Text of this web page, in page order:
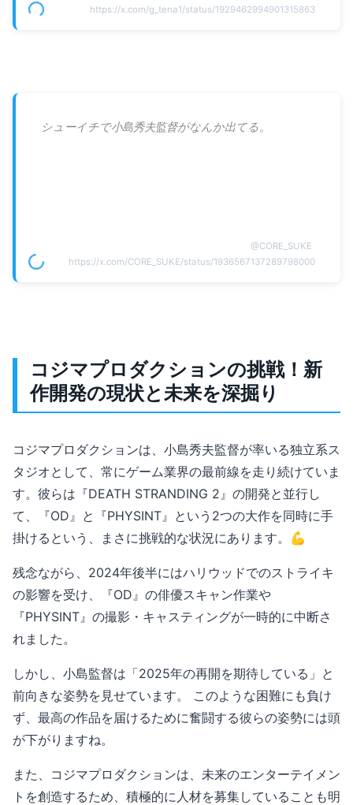
https://x.com/g_tena1/status/1929462994901315863
シューイチで小島秀夫監督がなんか出てる。
@CORE_SUKE
https://x.com/CORE_SUKE/status/1936567137289798000
コジマプロダクションの挑戦！新
作開発の現状と未来を深掘り
コジマプロダクションは、小島秀夫監督が率いる独立系ス
タジオとして、常にゲーム業界の最前線を走り続けていま
す。彼らは『DEATH STRANDING 2』の開発と並行し
て、『OD』と『PHYSINT』という2つの大作を同時に手
掛けるという、まさに挑戦的な状況にあります。💪
残念ながら、2024年後半にはハリウッドでのストライキ
の影響を受け、『OD』の俳優スキャン作業や
『PHYSINT』の撮影・キャスティングが一時的に中断さ
れました。
しかし、小島監督は「2025年の再開を期待している」と
前向きな姿勢を見せています。 このような困難にも負け
ず、最高の作品を届けるために奮闘する彼らの姿勢には頭
が下がりますね。
また、コジマプロダクションは、未来のエンターテイメン
トを創造するため、積極的に人材を募集していることも明